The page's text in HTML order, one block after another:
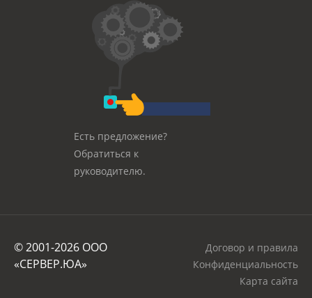
Есть предложение?
Обратиться к
руководителю.
© 2001-2026 OOO
«СЕРВЕР.ЮА»
Договор и правила
Конфиденциальность
Карта сайта